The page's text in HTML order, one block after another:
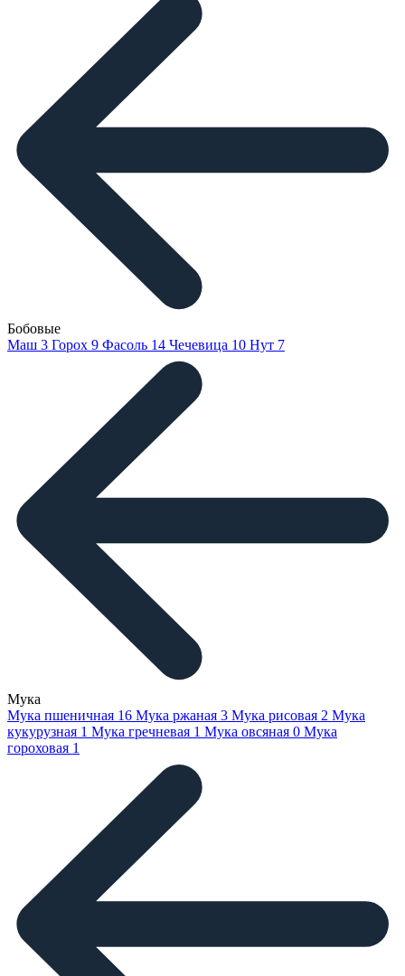
Бобовые
Маш 3 Горох 9 Фасоль 14 Чечевица 10 Нут 7
Мука
Мука пшеничная 16 Мука ржаная 3 Мука рисовая 2 Мука
кукурузная 1 Мука гречневая 1 Мука овсяная 0 Мука
гороховая 1